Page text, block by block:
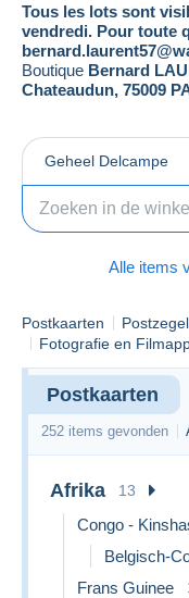
Tous les lots sont
vendredi. Pour toute
Boutique Bernard
Chateaudun, 75009
Vendeur
expert en
et nos lettres sont
Geheel Delcampe
Alle items
Postkaarten
Fotografie en
Postkaarten
252 items gevonden
Afrika 13
Congo -
Belgisch-
Frans Guinee